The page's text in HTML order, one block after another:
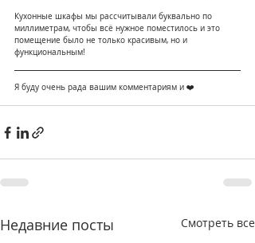
Кухонные шкафы мы рассчитывали буквально по
миллиметрам, чтобы всё нужное поместилось и это
помещение было не только красивым, но и
функциональным! ⠀
Я буду очень рада вашим комментариям и ❤️⠀
Недавние посты Смотреть все